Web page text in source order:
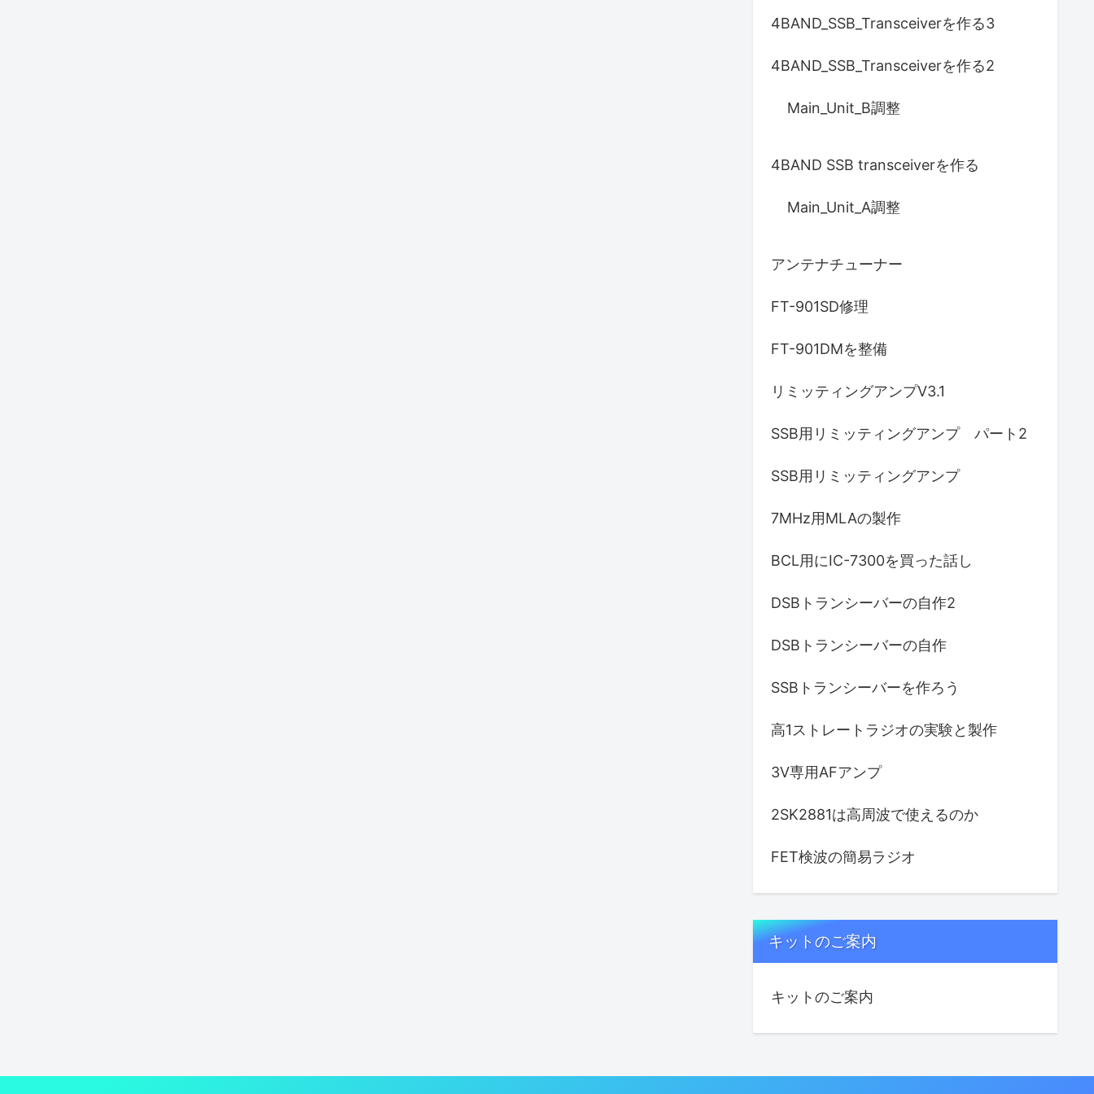
4BAND_SSB_Transceiverを作る3
4BAND_SSB_Transceiverを作る2
Main_Unit_B調整
4BAND SSB transceiverを作る
Main_Unit_A調整
アンテナチューナー
FT-901SD修理
FT-901DMを整備
リミッティングアンプV3.1
SSB用リミッティングアンプ パート2
SSB用リミッティングアンプ
7MHz用MLAの製作
BCL用にIC-7300を買った話し
DSBトランシーバーの自作2
DSBトランシーバーの自作
SSBトランシーバーを作ろう
高1ストレートラジオの実験と製作
3V専用AFアンプ
2SK2881は高周波で使えるのか
FET検波の簡易ラジオ
キットのご案内
キットのご案内